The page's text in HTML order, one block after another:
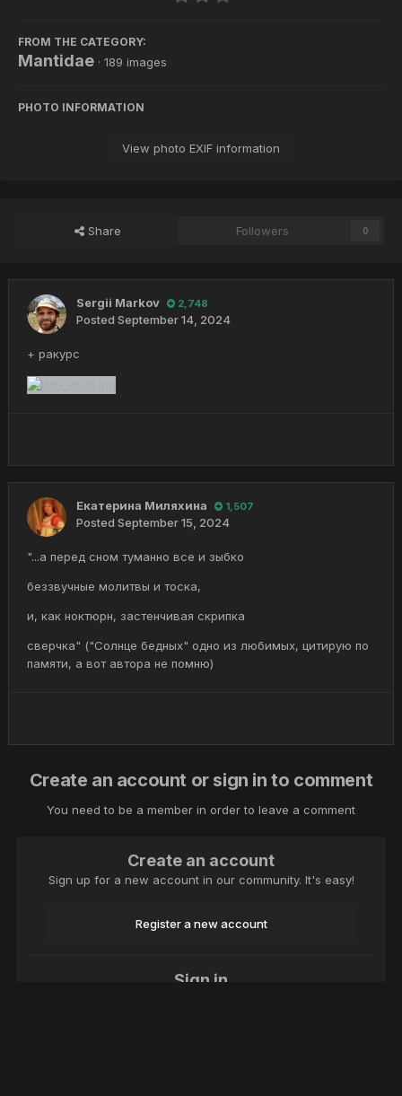
FROM THE CATEGORY:
Mantidae · 189 images
PHOTO INFORMATION
View photo EXIF information
Share Followers 0
Sergii Markov 2,748
Posted September 14, 2024
+ ракурс
Екатерина Миляхина 1,507
Posted September 15, 2024
"...а перед сном туманно все и зыбко
беззвучные молитвы и тоска,
и, как ноктюрн, застенчивая скрипка
сверчка" ("Солнце бедных" одно из любимых, цитирую по
памяти, а вот автора не помню)
Create an account or sign in to comment
You need to be a member in order to leave a comment
Create an account
Sign up for a new account in our community. It's easy!
Register a new account
Sign in